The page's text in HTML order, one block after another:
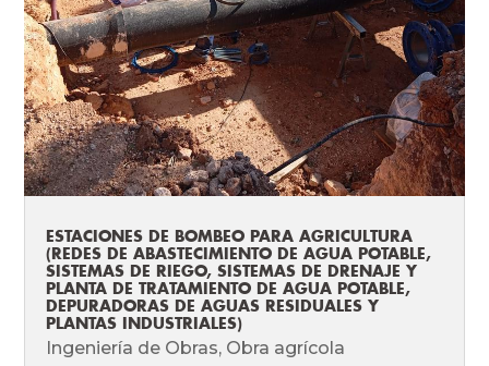
ESTACIONES DE BOMBEO PARA AGRICULTURA
(REDES DE ABASTECIMIENTO DE AGUA POTABLE,
SISTEMAS DE RIEGO, SISTEMAS DE DRENAJE Y
PLANTA DE TRATAMIENTO DE AGUA POTABLE,
DEPURADORAS DE AGUAS RESIDUALES Y
PLANTAS INDUSTRIALES)
Ingeniería de Obras, Obra agrícola